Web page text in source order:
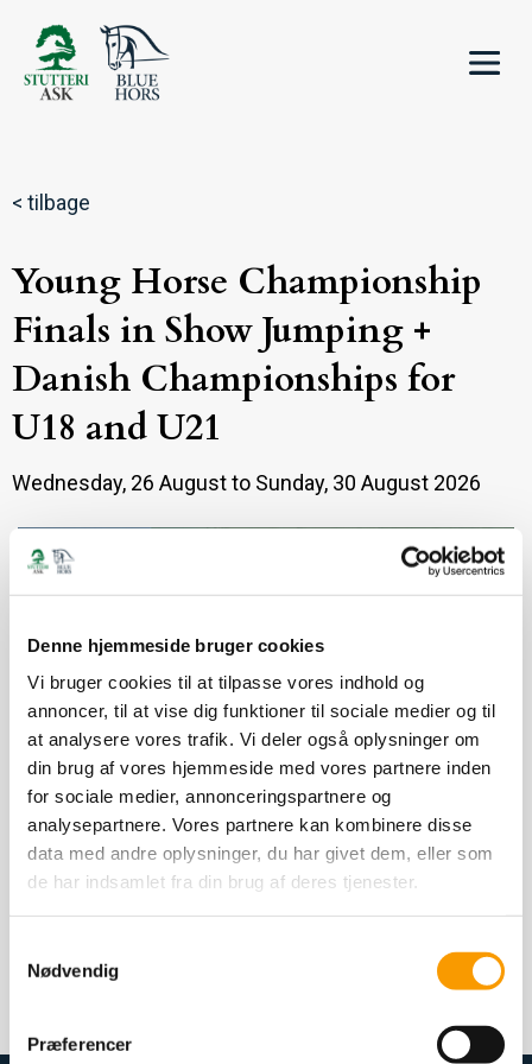
Denne hjemmeside bruger cookies
Vi bruger cookies til at tilpasse vores indhold og
annoncer, til at vise dig funktioner til sociale medier og til
at analysere vores trafik. Vi deler også oplysninger om
din brug af vores hjemmeside med vores partnere inden
for sociale medier, annonceringspartnere og
analysepartnere. Vores partnere kan kombinere disse
data med andre oplysninger, du har givet dem, eller som
de har indsamlet fra din brug af deres tjenester.
Nødvendig
Præferencer
< tilbage
Young Horse Championship
Finals in Show Jumping +
Danish Championships for
U18 and U21
Wednesday, 26 August to Sunday, 30 August 2026
More info to follow
SEE ALL STALLIONS